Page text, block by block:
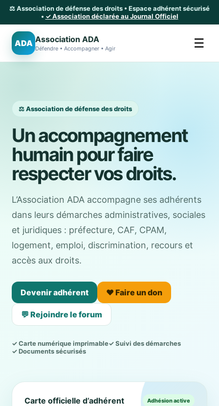
⚖️ Association de défense des droits • Espace adhérent sécurisé
• ✓ Association déclarée au Journal Officiel
ADA Association ADA
Défendre • Accompagner • Agir ☰
⚖️ Association de défense des droits
Un accompagnement
humain pour faire
respecter vos droits.
L’Association ADA accompagne ses adhérents
dans leurs démarches administratives, sociales
et juridiques : préfecture, CAF, CPAM,
logement, emploi, discrimination, recours et
accès aux droits.
Devenir adhérent ❤️ Faire un don
💬 Rejoindre le forum
✓ Carte numérique imprimable✓ Suivi des démarches
✓ Documents sécurisés
Carte officielle d’adhérent Adhésion active